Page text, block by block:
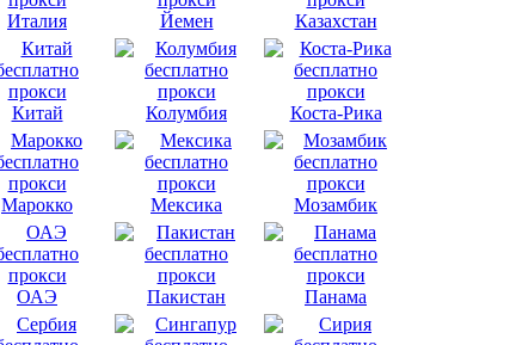
Италия Йемен Казахстан
Китай Колумбия Коста-Рика
Марокко Мексика Мозамбик
ОАЭ Пакистан Панама